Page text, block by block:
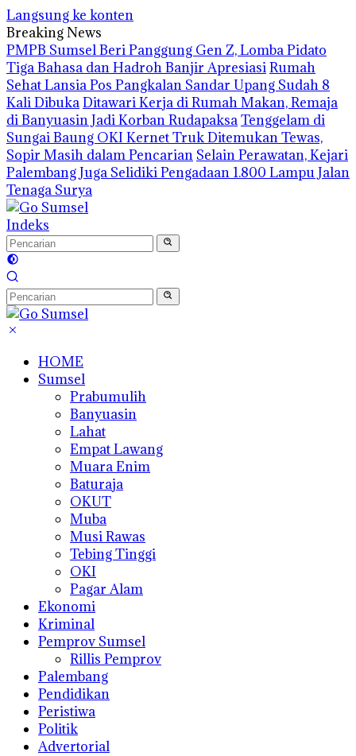
Langsung ke konten
Breaking News
PMPB Sumsel Beri Panggung Gen Z, Lomba Pidato
Tiga Bahasa dan Hadroh Banjir ApresiasiRumah
Sehat Lansia Pos Pangkalan Sandar Upang Sudah 8
Kali DibukaDitawari Kerja di Rumah Makan, Remaja
di Banyuasin Jadi Korban RudapaksaTenggelam di
Sungai Baung OKI Kernet Truk Ditemukan Tewas,
Sopir Masih dalam Pencarian Selain Perawatan, Kejari
Palembang Juga Selidiki Pengadaan 1.800 Lampu Jalan
Tenaga Surya
Indeks
HOME
Sumsel
Prabumulih
Banyuasin
Lahat
Empat Lawang
Muara Enim
Baturaja
OKUT
Muba
Musi Rawas
Tebing Tinggi
OKI
Pagar Alam
Ekonomi
Kriminal
Pemprov Sumsel
Rillis Pemprov
Palembang
Pendidikan
Peristiwa
Politik
Advertorial